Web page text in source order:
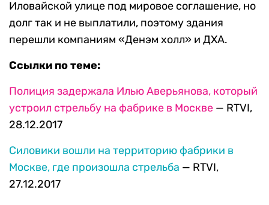
Иловайской улице под мировое соглашение, но
долг так и не выплатили, поэтому здания
перешли компаниям «Денэм холл» и ДХА.
Ссылки по теме:
Полиция задержала Илью Аверьянова, который
устроил стрельбу на фабрике в Москве — RTVI,
28.12.2017
Силовики вошли на территорию фабрики в
Москве, где произошла стрельба — RTVI,
27.12.2017